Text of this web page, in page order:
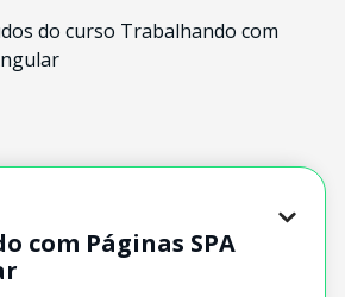
do curso Trabalhando com
com Páginas SPA